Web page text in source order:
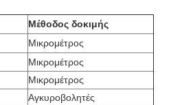
Μέθοδος δοκιμής
Μικρομέτρος
Μικρομέτρος
Μικρομέτρος
Αγκυροβολητές